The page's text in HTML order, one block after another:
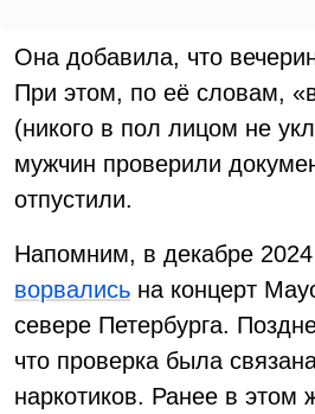
Она добавила, что
При этом, по её словам,
(никого в пол лицом не
мужчин проверили
отпустили.
Напомним, в декабре 2024
ворвались на концерт
севере Петербурга.
что проверка была
наркотиков. Ранее в этом